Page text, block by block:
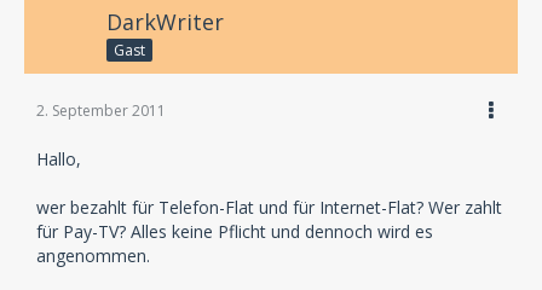
DarkWriter
Gast
2. September 2011
Hallo,
wer bezahlt für Telefon-Flat und für Internet-Flat? Wer zahlt
für Pay-TV? Alles keine Pflicht und dennoch wird es
angenommen.